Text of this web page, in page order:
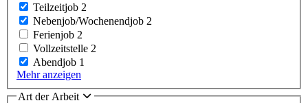
Teilzeitjob 2
Nebenjob/Wochenendjob 2
Ferienjob 2
Vollzeitstelle 2
Abendjob 1
Mehr anzeigen
Art der Arbeit